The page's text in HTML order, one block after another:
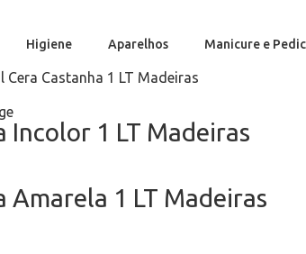
Higiene Aparelhos Manicure e
Cera Castanha 1 LT Madeiras
Incolor 1 LT Madeiras
Amarela 1 LT Madeiras